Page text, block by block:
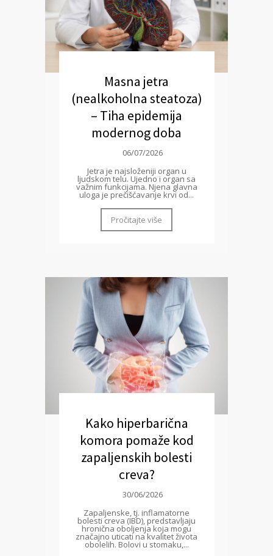
Masna jetra
(nealkoholna steatoza)
– Tiha epidemija
modernog doba
06/07/2026
Jetra je najsloženiji organ u
ljudskom telu. Ujedno i organ sa
važnim funkcijama. Njena glavna
uloga je prečišćavanje krvi od...
Pročitajte više
Kako hiperbarična
komora pomaže kod
zapaljenskih bolesti
creva?
30/06/2026
Zapaljenske, tj. inflamatorne
bolesti creva (IBD), predstavljaju
hronična oboljenja koja mogu
značajno uticati na kvalitet života
obolelih. Bolovi u stomaku,...